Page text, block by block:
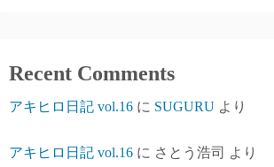
Recent Comments
アキヒロ日記 vol.16 に SUGURU より
アキヒロ日記 vol.16 に さとう浩司 より